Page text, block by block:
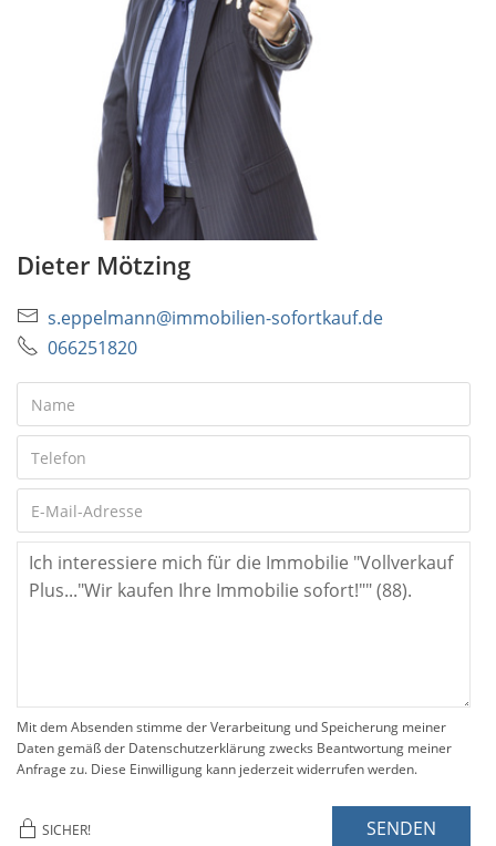
Dieter Mötzing
s.eppelmann@immobilien-sofortkauf.de
066251820
Mit dem Absenden stimme der Verarbeitung und Speicherung meiner
Daten gemäß der Datenschutzerklärung zwecks Beantwortung meiner
Anfrage zu. Diese Einwilligung kann jederzeit widerrufen werden.
SICHER! SENDEN